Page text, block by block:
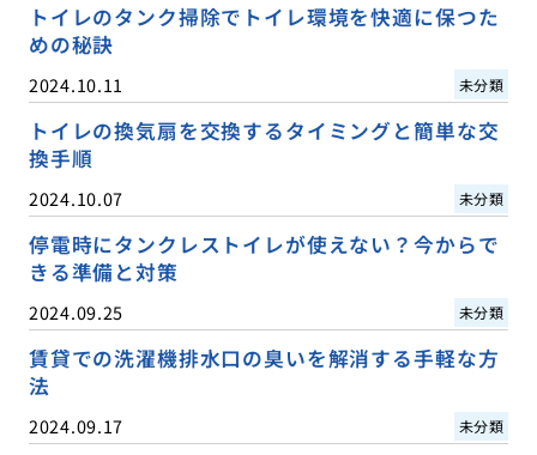
トイレのタンク掃除でトイレ環境を快適に保つた
めの秘訣
2024.10.11 未分類
トイレの換気扇を交換するタイミングと簡単な交
換手順
2024.10.07 未分類
停電時にタンクレストイレが使えない？今からで
きる準備と対策
2024.09.25 未分類
賃貸での洗濯機排水口の臭いを解消する手軽な方
法
2024.09.17 未分類